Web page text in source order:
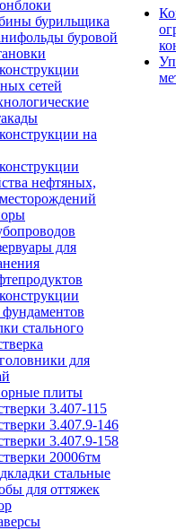
бурильщика
буровой
сетей
на
нефтяных,
для
стального
для
плиты
3.407-115
3.407.9-146
3.407.9-158
20006тм
стальные
для оттяжек